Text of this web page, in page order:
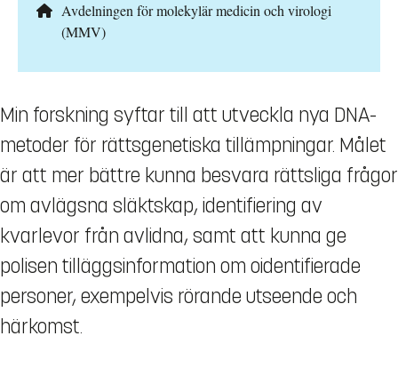
Avdelningen för molekylär medicin och virologi
(MMV)
Min forskning syftar till att utveckla nya DNA-
metoder för rättsgenetiska tillämpningar. Målet
är att mer bättre kunna besvara rättsliga frågor
om avlägsna släktskap, identifiering av
kvarlevor från avlidna, samt att kunna ge
polisen tilläggsinformation om oidentifierade
personer, exempelvis rörande utseende och
härkomst.